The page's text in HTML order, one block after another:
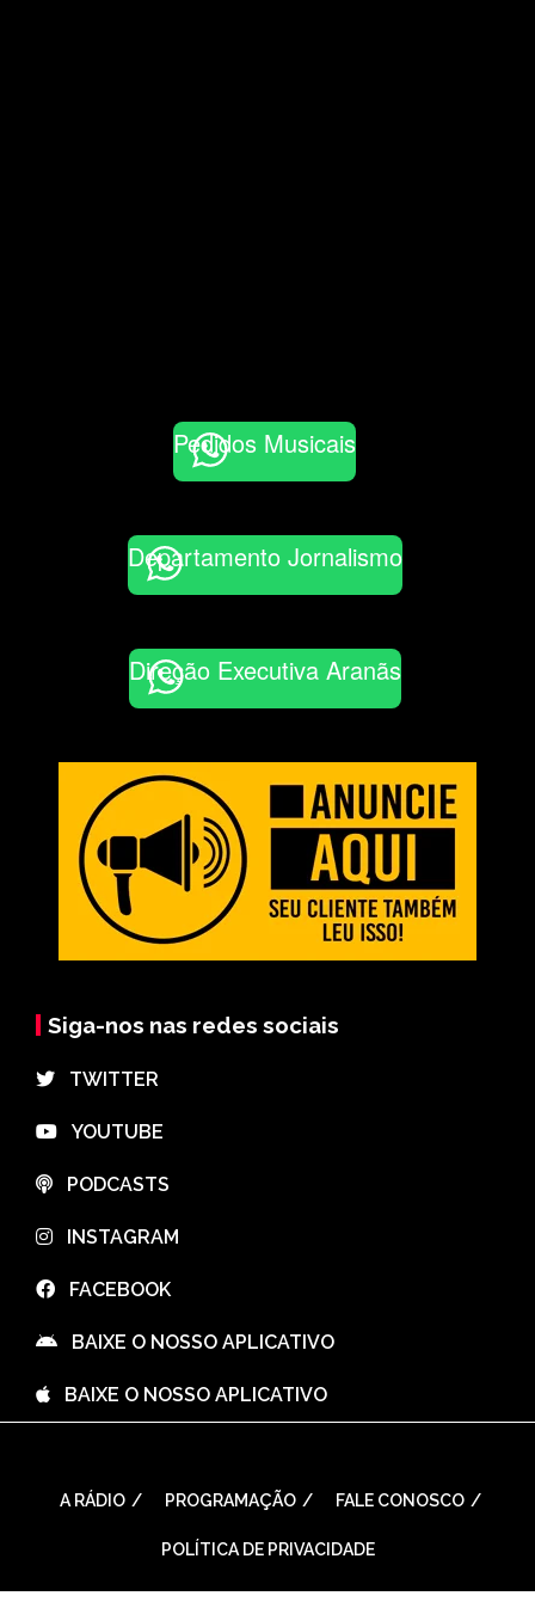
Pedidos Musicais
Departamento Jornalismo
Direção Executiva Aranãs
Siga-nos nas redes sociais
⠀TWITTER
⠀YOUTUBE
⠀PODCASTS
⠀INSTAGRAM
⠀FACEBOOK
⠀BAIXE O NOSSO APLICATIVO
⠀BAIXE O NOSSO APLICATIVO
A RÁDIO PROGRAMAÇÃO FALE CONOSCO
POLÍTICA DE PRIVACIDADE